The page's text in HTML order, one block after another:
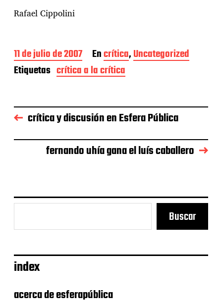
Rafael Cippolini
F
e
c
d
e
l
e
d
a
11 de julio de 2007 Encrítica,Uncategorized
Etiquetas crítica a la crítica
crítica y discusión en Esfera Pública
fernando uhía gana el luís caballero
Buscar
index
acerca de esferapública